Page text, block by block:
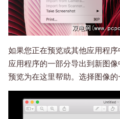
如果您正在预览或其他应用程
应用程序的一部分导出到新图
预览为在这里帮助。选择图像的